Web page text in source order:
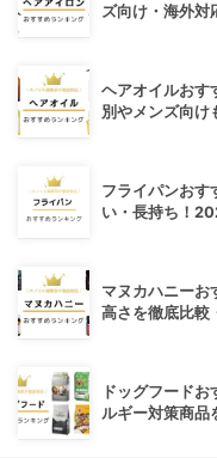
ズ向け・海外対
ヘアオイルおす
別やメンズ向け
フライパンおす
い・長持ち！
マヌカハニーお
高さを徹底比較
ドッグフード
ルギー対策商品